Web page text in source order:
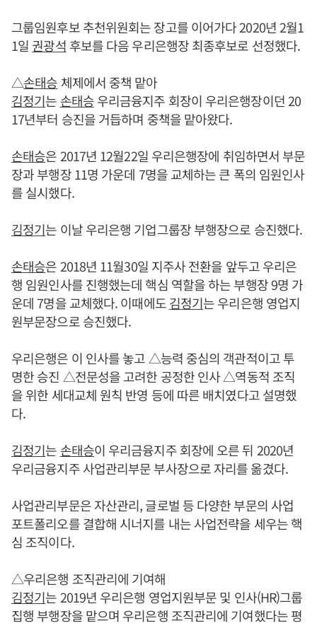
그룹임원후보 추천위원회는 장고를 이어가다 2020년 2월1
1일 권광석 후보를 다음 우리은행장 최종후보로 선정했다.
△손태승 체제에서 중책 맡아
김정기는 손태승우리금융지주 회장이 우리은행장이던 20
17년부터 승진을 거듭하며 중책을 맡아왔다.
손태승은 2017년 12월22일 우리은행장에 취임하면서 부문
장과 부행장 11명 가운데 7명을 교체하는 큰 폭의 임원인사
를 실시했다.
김정기는 이날 우리은행 기업그룹장 부행장으로 승진했다.
손태승은 2018년 11월30일 지주사 전환을 앞두고 우리은
행 임원인사를 진행했는데 핵심 역할을 하는 부행장 9명 가
운데 7명을 교체했다. 이때에도김정기는 우리은행 영업지
원부문장으로 승진했다.
우리은행은 이 인사를 놓고 △능력 중심의 객관적이고 투
명한 승진 △전문성을 고려한 공정한 인사 △역동적 조직
을 위한 세대교체 원칙 반영 등에 따른 배치였다고 설명했
다.
김정기는 손태승이 우리금융지주 회장에 오른 뒤 2020년
우리금융지주 사업관리부문 부사장으로 자리를 옮겼다.
사업관리부문은 자산관리, 글로벌 등 다양한 부문의 사업
포트폴리오를 결합해 시너지를 내는 사업전략을 세우는 핵
심 조직이다.
△우리은행 조직관리에 기여해
김정기는 2019년 우리은행 영업지원부문 및 인사(HR)그룹
집행 부행장을 맡으며 우리은행 조직관리에 기여했다는 평